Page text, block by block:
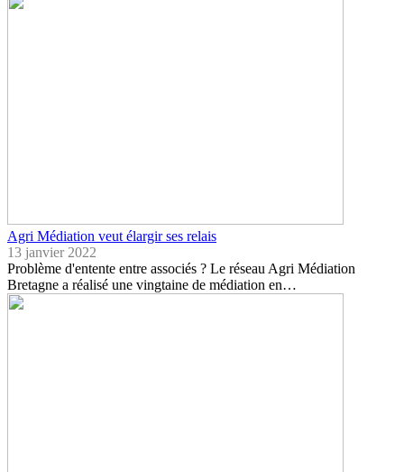
Agri Médiation veut élargir ses relais
13 janvier 2022
Problème d'entente entre associés ? Le réseau Agri Médiation
Bretagne a réalisé une vingtaine de médiation en…